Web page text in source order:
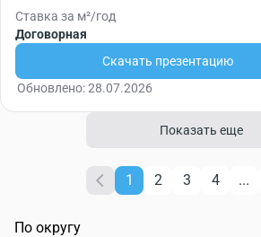
Ставка за м²/год
Договорная
Скачать презентацию
Обновлено: 28.07.2026
Показать еще
1 2 3 4 ...
По округу